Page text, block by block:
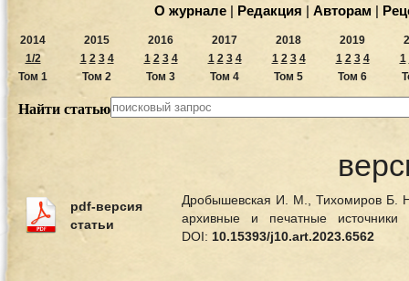
О журнале | Редакция | Авторам |
2014
1/2
Том 1
2015
1 2 3 4
Том 2
2016
1 2 3 4
Том 3
2017
1 2 3 4
Том 4
2018
1 2 3 4
Том 5
2019
1 2 3 4
Том 6
1
Найти статью
pdf-версия
статьи
Дробышевская И. М., Тихомиров Б.
архивные и печатные
DOI: 10.15393/j10.art.2023.6562